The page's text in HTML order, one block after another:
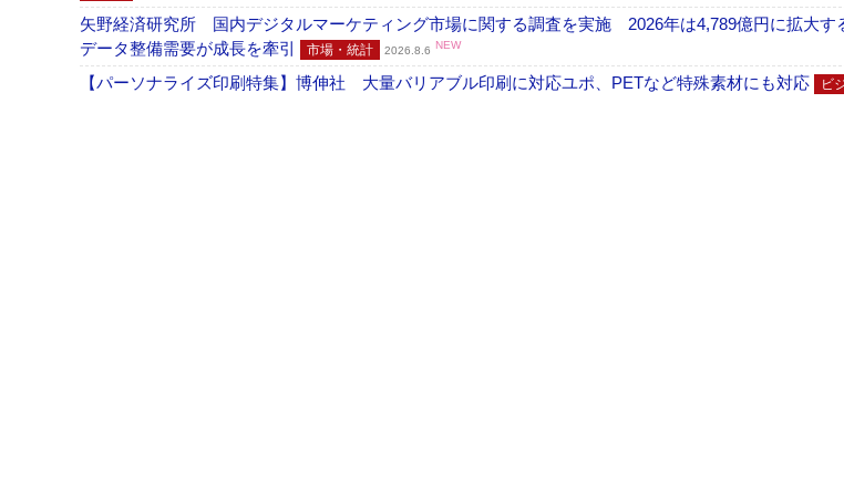
矢野経済研究所 国内デジタルマーケティング市場に関する調査を実施 2026年は4,789億円に拡大す
データ整備需要が成長を牽引
市場・統計 2026.8.6 NEW
【パーソナライズ印刷特集】博伸社 大量バリアブル印刷に対応ユポ、PETなど特殊素材にも対応 ビ